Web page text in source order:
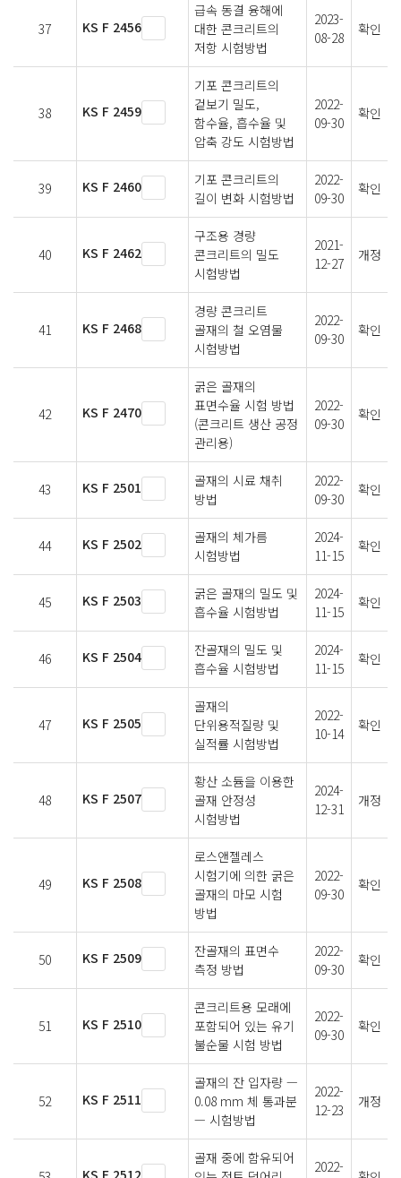
37 KS F 2456
급속 동결 융해에
대한 콘크리트의
저항 시험방법
2023-
08-28
확인
38 KS F 2459
기포 콘크리트의
겉보기 밀도,
함수율, 흡수율 및
압축 강도 시험방법
2022-
09-30
확인
39 KS F 2460
기포 콘크리트의
길이 변화 시험방법
2022-
09-30
확인
40 KS F 2462
구조용 경량
콘크리트의 밀도
시험방법
2021-
12-27
개정
41 KS F 2468
경량 콘크리트
골재의 철 오염물
시험방법
2022-
09-30
확인
42 KS F 2470
굵은 골재의
표면수율 시험 방법
(콘크리트 생산 공정
관리용)
2022-
09-30
확인
43 KS F 2501
골재의 시료 채취
방법
2022-
09-30
확인
44 KS F 2502
골재의 체가름
시험방법
2024-
11-15
확인
45 KS F 2503
굵은 골재의 밀도 및
흡수율 시험방법
2024-
11-15
확인
46 KS F 2504
잔골재의 밀도 및
흡수율 시험방법
2024-
11-15
확인
47 KS F 2505
골재의
단위용적질량 및
실적률 시험방법
2022-
10-14
확인
48 KS F 2507
황산 소듐을 이용한
골재 안정성
시험방법
2024-
12-31
개정
49 KS F 2508
로스앤젤레스
시험기에 의한 굵은
골재의 마모 시험
방법
2022-
09-30
확인
50 KS F 2509
잔골재의 표면수
측정 방법
2022-
09-30
확인
51 KS F 2510
콘크리트용 모래에
포함되어 있는 유기
불순물 시험 방법
2022-
09-30
확인
52 KS F 2511
골재의 잔 입자량 —
0.08 mm 체 통과분
— 시험방법
2022-
12-23
개정
KS F 2512
골재 중에 함유되어
2022-